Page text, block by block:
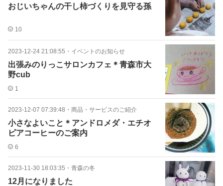
おじいちゃんの干し柿づくりを見守る孫
10
2023-12-24 21:08:55 ・ イベントのお知らせ
出張みのりっこサロンカフェ＊青森市大
野cub
1
2023-12-07 07:39:48 ・ 商品・サービスのご紹介
小さなよいこと＊アンドロメダ・エチオ
ピアコーヒーのご案内
6
2023-11-30 18:03:35 ・ 青森の冬
12月になりました